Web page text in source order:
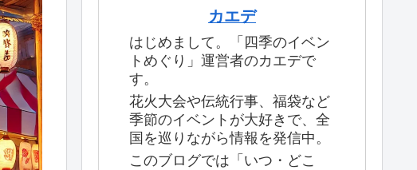
カエデ
はじめまして。「四季のイベン
トめぐり」運営者のカエデで
す。
花火大会や伝統行事、福袋など
季節のイベントが大好きで、全
国を巡りながら情報を発信中。
このブログでは「いつ・どこ